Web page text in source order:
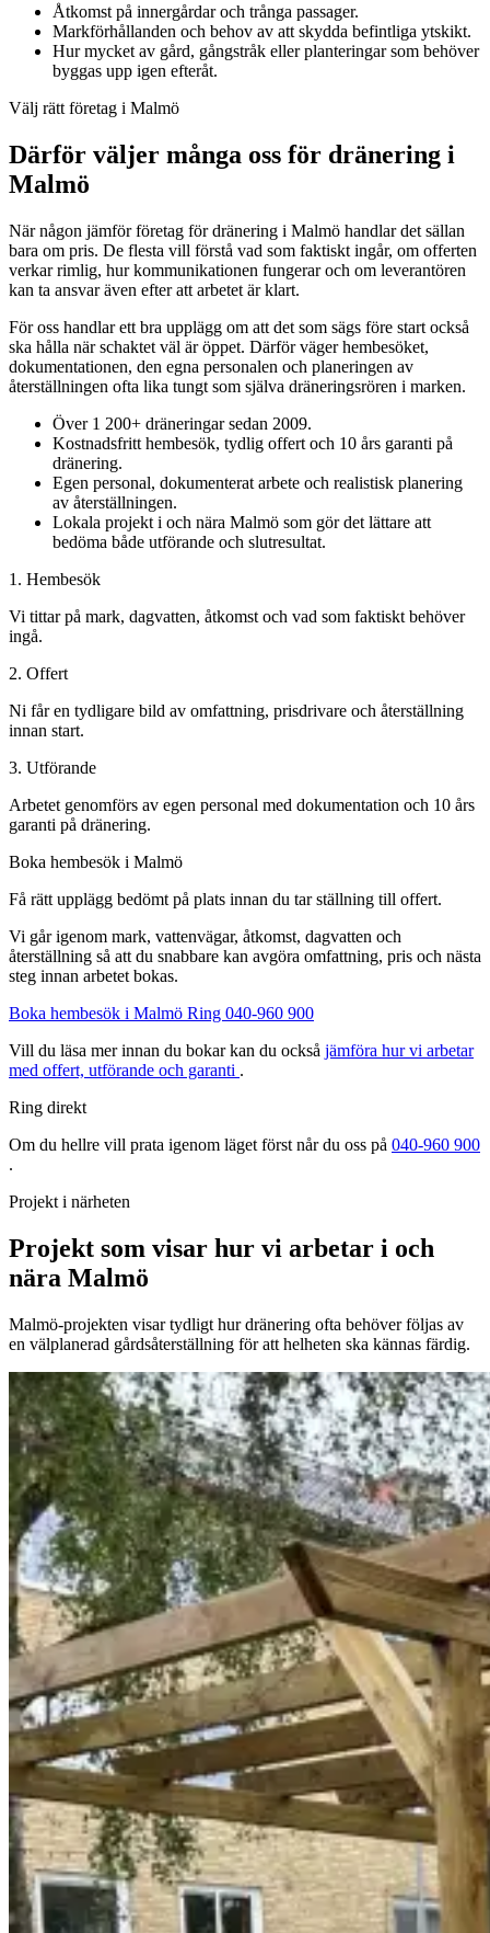
Åtkomst på innergårdar och trånga passager.
Markförhållanden och behov av att skydda befintliga ytskikt.
Hur mycket av gård, gångstråk eller planteringar som behöver
byggas upp igen efteråt.
Välj rätt företag i Malmö
Därför väljer många oss för dränering i
Malmö
När någon jämför företag för dränering i Malmö handlar det sällan
bara om pris. De flesta vill förstå vad som faktiskt ingår, om offerten
verkar rimlig, hur kommunikationen fungerar och om leverantören
kan ta ansvar även efter att arbetet är klart.
För oss handlar ett bra upplägg om att det som sägs före start också
ska hålla när schaktet väl är öppet. Därför väger hembesöket,
dokumentationen, den egna personalen och planeringen av
återställningen ofta lika tungt som själva dräneringsrören i marken.
Över 1 200+ dräneringar sedan 2009.
Kostnadsfritt hembesök, tydlig offert och 10 års garanti på
dränering.
Egen personal, dokumenterat arbete och realistisk planering
av återställningen.
Lokala projekt i och nära Malmö som gör det lättare att
bedöma både utförande och slutresultat.
1. Hembesök
Vi tittar på mark, dagvatten, åtkomst och vad som faktiskt behöver
ingå.
2. Offert
Ni får en tydligare bild av omfattning, prisdrivare och återställning
innan start.
3. Utförande
Arbetet genomförs av egen personal med dokumentation och 10 års
garanti på dränering.
Boka hembesök i Malmö
Få rätt upplägg bedömt på plats innan du tar ställning till offert.
Vi går igenom mark, vattenvägar, åtkomst, dagvatten och
återställning så att du snabbare kan avgöra omfattning, pris och nästa
steg innan arbetet bokas.
Boka hembesök i Malmö Ring 040-960 900
Vill du läsa mer innan du bokar kan du också jämföra hur vi arbetar
med offert, utförande och garanti .
Ring direkt
Om du hellre vill prata igenom läget först når du oss på 040-960 900
.
Projekt i närheten
Projekt som visar hur vi arbetar i och
nära Malmö
Malmö-projekten visar tydligt hur dränering ofta behöver följas av
en välplanerad gårdsåterställning för att helheten ska kännas färdig.